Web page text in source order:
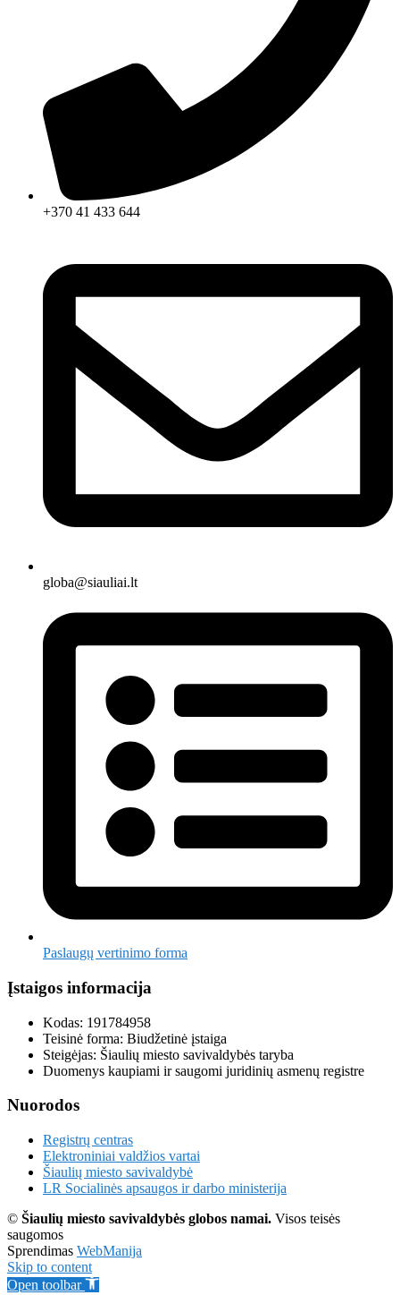
+370 41 433 644
globa@siauliai.lt
Paslaugų vertinimo forma
Įstaigos informacija
Kodas: 191784958
Teisinė forma: Biudžetinė įstaiga
Steigėjas: Šiaulių miesto savivaldybės taryba
Duomenys kaupiami ir saugomi juridinių asmenų registre
Nuorodos
Registrų centras
Elektroniniai valdžios vartai
Šiaulių miesto savivaldybė
LR Socialinės apsaugos ir darbo ministerija
© Šiaulių miesto savivaldybės globos namai. Visos teisės
saugomos
Sprendimas WebManija
Skip to content
Open toolbar